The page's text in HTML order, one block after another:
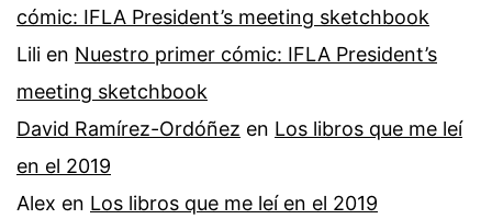
cómic: IFLA President’s meeting sketchbook
Lili en Nuestro primer cómic: IFLA President’s
meeting sketchbook
David Ramírez-Ordóñez en Los libros que me leí
en el 2019
Alex en Los libros que me leí en el 2019